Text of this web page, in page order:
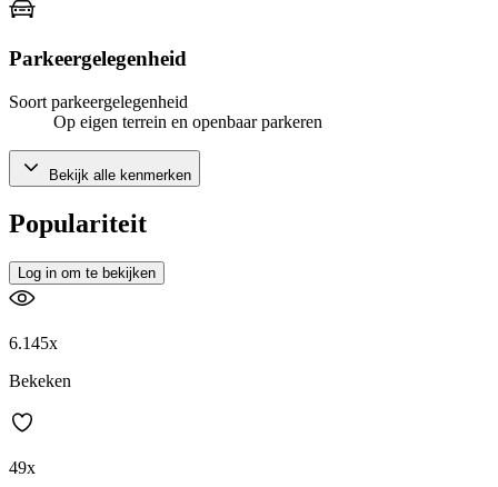
Parkeergelegenheid
Soort parkeergelegenheid
Op eigen terrein en openbaar parkeren
Bekijk alle kenmerken
Populariteit
Log in om te bekijken
6.145x
Bekeken
49x